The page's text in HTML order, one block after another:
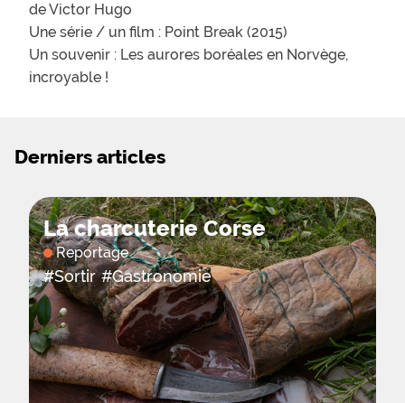
de Victor Hugo
Une série / un film : Point Break (2015)
Un souvenir : Les aurores boréales en Norvège,
incroyable !
Derniers articles
La charcuterie Corse
Reportage
#Sortir #Gastronomie